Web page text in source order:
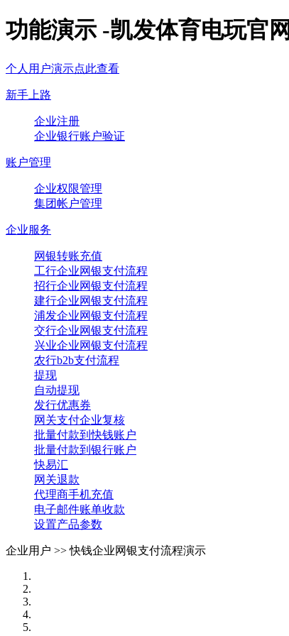
功能演示 -凯发体育电玩官网
个人用户演示点此查看
新手上路
企业注册
企业银行账户验证
账户管理
企业权限管理
集团帐户管理
企业服务
网银转账充值
工行企业网银支付流程
招行企业网银支付流程
建行企业网银支付流程
浦发企业网银支付流程
交行企业网银支付流程
兴业企业网银支付流程
农行b2b支付流程
提现
自动提现
发行优惠券
网关支付企业复核
批量付款到快钱账户
批量付款到银行账户
快易汇
网关退款
代理商手机充值
电子邮件账单收款
设置产品参数
企业用户 >>快钱企业网银支付流程演示